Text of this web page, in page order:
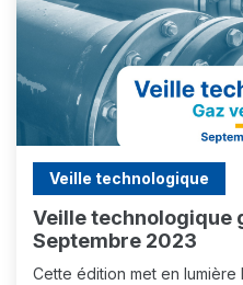
Veille technologique
Veille technologique
Septembre 2023
Cette édition met en